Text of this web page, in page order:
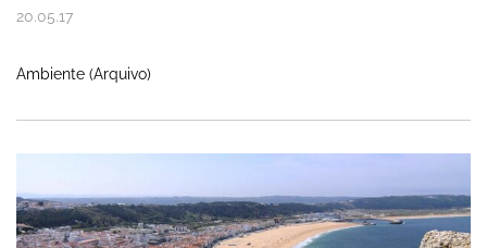
20.05.17
Ambiente (Arquivo)